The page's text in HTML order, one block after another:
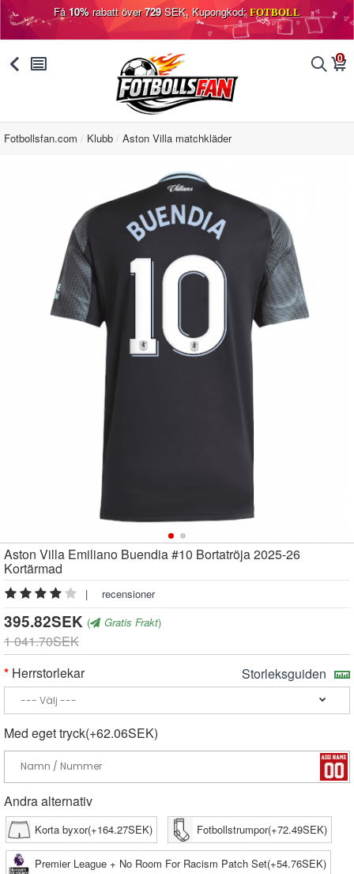
Få10%rabatt över729SEK, Kupongkod: FOTBOLL
󰅯 󰂩 󰂨 0
󰃦
Fotbollsfan.com Klubb Aston Villa matchkläder
Aston Villa Emiliano Buendia #10 Bortatröja 2025-26
Kortärmad
| recensioner
395.82SEK ( Gratis Frakt)
1 041.70SEK
Herrstorlekar
Storleksguiden
Med eget tryck(+62.06SEK)
Andra alternativ
Korta byxor(+164.27SEK) Fotbollstrumpor(+72.49SEK)
Premier League + No Room For Racism Patch Set(+54.76SEK)